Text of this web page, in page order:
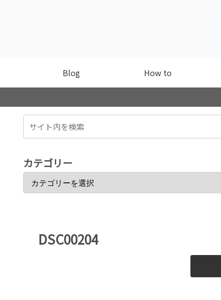
Blog How to
カテゴリー
DSC00204